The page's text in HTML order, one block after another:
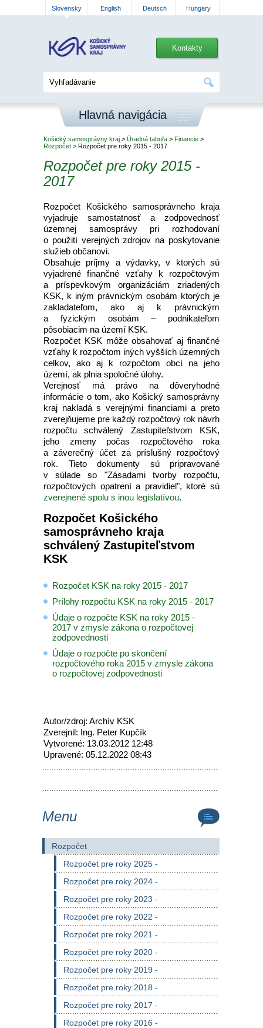
Slovensky English Deutsch Hungary
Kontakty
Hlavná navigácia
Košický samosprávny kraj > Úradná tabuľa > Financie >
Rozpočet > Rozpočet pre roky 2015 - 2017
Rozpočet pre roky 2015 -
2017
Rozpočet Košického samosprávneho kraja
vyjadruje samostatnosť a zodpovednosť
územnej samosprávy pri rozhodovaní
o použití verejných zdrojov na poskytovanie
služieb občanovi.
Obsahuje príjmy a výdavky, v ktorých sú
vyjadrené finančné vzťahy k rozpočtovým
a príspevkovým organizáciám zriadených
KSK, k iným právnickým osobám ktorých je
zakladateľom, ako aj k právnickým
a fyzickým osobám – podnikateľom
pôsobiacim na území KSK.
Rozpočet KSK môže obsahovať aj finančné
vzťahy k rozpočtom iných vyšších územných
celkov, ako aj k rozpočtom obcí na jeho
území, ak plnia spoločné úlohy.
Verejnosť má právo na dôveryhodné
informácie o tom, ako Košický samosprávny
kraj nakladá s verejnými financiami a preto
zverejňujeme pre každý rozpočtový rok návrh
rozpočtu schválený Zastupiteľstvom KSK,
jeho zmeny počas rozpočtového roka
a záverečný účet za príslušný rozpočtový
rok. Tieto dokumenty sú pripravované
v súlade so "Zásadami tvorby rozpočtu,
rozpočtových opatrení a pravidiel", ktoré sú
zverejnené spolu s inou legislatívou.
Rozpočet Košického
samosprávneho kraja
schválený Zastupiteľstvom
KSK
Rozpočet KSK na roky 2015 - 2017
Prílohy rozpočtu KSK na roky 2015 - 2017
Údaje o rozpočte KSK na roky 2015 -
2017 v zmysle zákona o rozpočtovej
zodpovednosti
Údaje o rozpočte po skončení
rozpočtového roka 2015 v zmysle zákona
o rozpočtovej zodpovednosti
Autor/zdroj: Archív KSK
Zverejnil: Ing. Peter Kupčík
Vytvorené: 13.03.2012 12:48
Upravené: 05.12.2022 08:43
Menu
Rozpočet
Rozpočet pre roky 2025 -
Rozpočet pre roky 2024 -
Rozpočet pre roky 2023 -
Rozpočet pre roky 2022 -
Rozpočet pre roky 2021 -
Rozpočet pre roky 2020 -
Rozpočet pre roky 2019 -
Rozpočet pre roky 2018 -
Rozpočet pre roky 2017 -
Rozpočet pre roky 2016 -